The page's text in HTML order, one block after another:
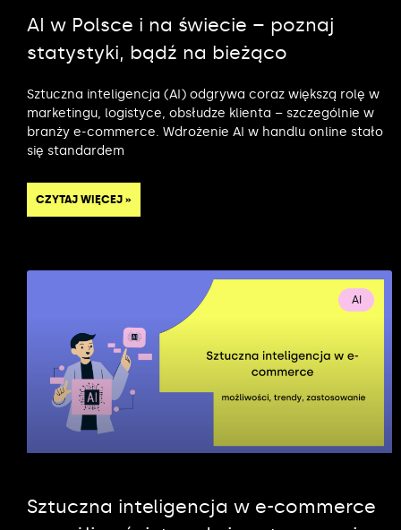
AI w Polsce i na świecie – poznaj
statystyki, bądź na bieżąco
Sztuczna inteligencja (AI) odgrywa coraz większą rolę w
marketingu, logistyce, obsłudze klienta – szczególnie w
branży e-commerce. Wdrożenie AI w handlu online stało
się standardem
CZYTAJ WIĘCEJ »
AI
Sztuczna inteligencja w e-commerce